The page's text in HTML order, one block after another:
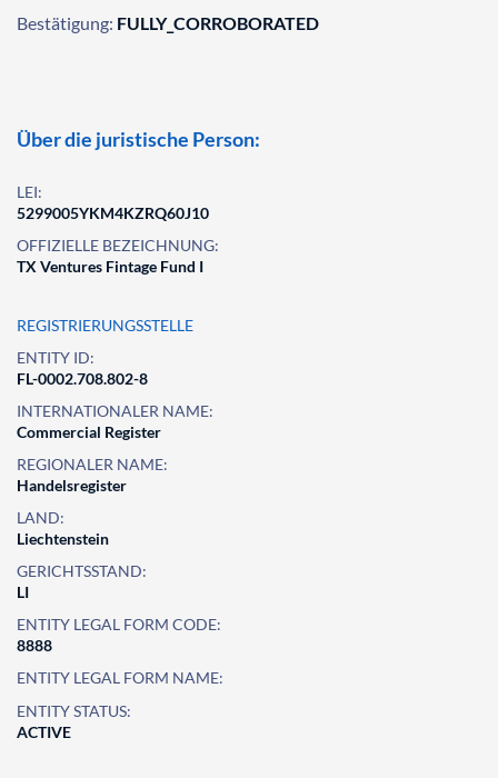
Bestätigung: FULLY_CORROBORATED
Über die juristische Person:
LEI:
5299005YKM4KZRQ60J10
OFFIZIELLE BEZEICHNUNG:
TX Ventures Fintage Fund I
REGISTRIERUNGSSTELLE
ENTITY ID:
FL-0002.708.802-8
INTERNATIONALER NAME:
Commercial Register
REGIONALER NAME:
Handelsregister
LAND:
Liechtenstein
GERICHTSSTAND:
LI
ENTITY LEGAL FORM CODE:
8888
ENTITY LEGAL FORM NAME:
ENTITY STATUS:
ACTIVE